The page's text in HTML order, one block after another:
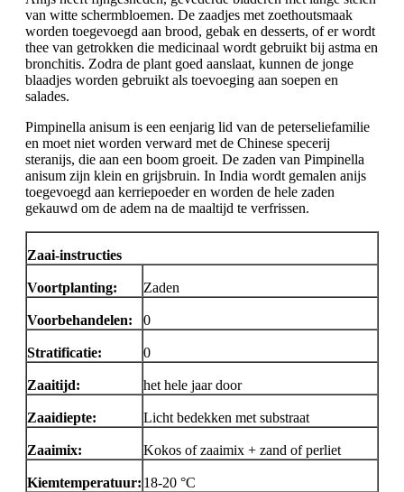
van witte schermbloemen. De zaadjes met zoethoutsmaak
worden toegevoegd aan brood, gebak en desserts, of er wordt
thee van getrokken die medicinaal wordt gebruikt bij astma en
bronchitis. Zodra de plant goed aanslaat, kunnen de jonge
blaadjes worden gebruikt als toevoeging aan soepen en
salades.
Pimpinella anisum is een eenjarig lid van de peterseliefamilie
en moet niet worden verward met de Chinese specerij
steranijs, die aan een boom groeit. De zaden van Pimpinella
anisum zijn klein en grijsbruin. In India wordt gemalen anijs
toegevoegd aan kerriepoeder en worden de hele zaden
gekauwd om de adem na de maaltijd te verfrissen.
Zaai-instructies
Voortplanting: Zaden
Voorbehandelen: 0
Stratificatie: 0
Zaaitijd: het hele jaar door
Zaaidiepte: Licht bedekken met substraat
Zaaimix: Kokos of zaaimix + zand of perliet
Kiemtemperatuur: 18-20 °C